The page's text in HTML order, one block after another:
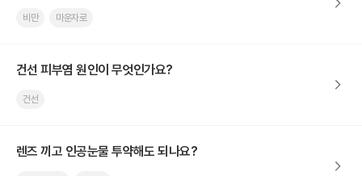
비만 마운자로
건선 피부염 원인이 무엇인가요?
건선
렌즈 끼고 인공눈물 투약해도 되나요?